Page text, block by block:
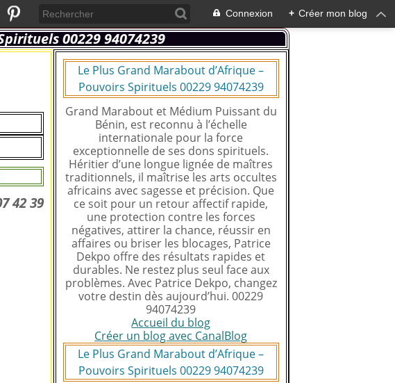
Connexion + Créer mon blog
Le Plus Grand Marabout d’Afrique –
Pouvoirs Spirituels 00229 94074239
Grand Marabout et Médium Puissant du
Bénin, est reconnu à l’échelle
internationale pour la force
exceptionnelle de ses dons spirituels.
Héritier d’une longue lignée de maîtres
traditionnels, il maîtrise les arts occultes
africains avec sagesse et précision. Que
ce soit pour un retour affectif rapide,
une protection contre les forces
négatives, attirer la chance, réussir en
affaires ou briser les blocages, Patrice
Dekpo offre des résultats rapides et
durables. Ne restez plus seul face aux
problèmes. Avec Patrice Dekpo, changez
votre destin dès aujourd’hui. 00229
94074239
Accueil du blog
Créer un blog avec CanalBlog
Le Plus Grand Marabout d’Afrique –
Pouvoirs Spirituels 00229 94074239